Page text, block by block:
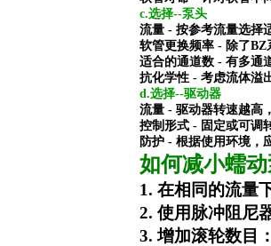
c.选择--泵头
流量 - 按参考流量选择
软管更换频率 - 除了
适合的通道数 - 有多通
抗化学性 - 考虑流体溢
d.选择--驱动器
流量 - 驱动器转速越高
控制形式 - 固定或可调
防护 - 根据使用环境，
如何减小蠕
1. 在相同的流量
2. 使用脉冲阻尼
3.增加滚轮数目